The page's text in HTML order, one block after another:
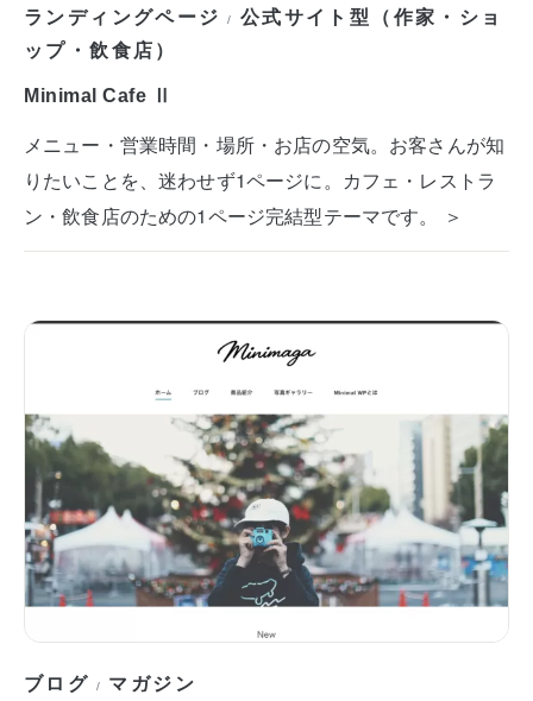
ランディングページ / 公式サイト型（作家・ショ
ップ・飲食店）
Minimal Cafe Ⅱ
メニュー・営業時間・場所・お店の空気。お客さんが知
りたいことを、迷わせず1ページに。カフェ・レストラ
ン・飲食店のための1ページ完結型テーマです。 ＞
ブログ / マガジン